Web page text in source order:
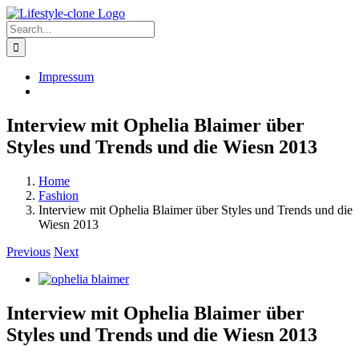
Skip
to
content
Search
for:
Impressum
Interview mit Ophelia Blaimer über
Styles und Trends und die Wiesn 2013
Home
Fashion
Interview mit Ophelia Blaimer über Styles und Trends und die
Wiesn 2013
Previous Next
View
Image
Interview mit Ophelia Blaimer über
Styles und Trends und die Wiesn 2013